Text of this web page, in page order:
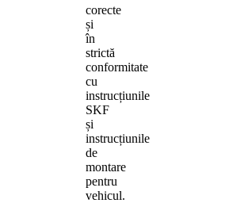
corecte
și
în
strictă
conformitate
cu
instrucțiunile
SKF
și
instrucțiunile
de
montare
pentru
vehicul.